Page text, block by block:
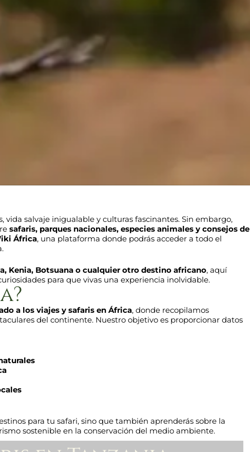
salvaje inigualable y culturas fascinantes. Sin embargo,
safaris, parques nacionales, especies animales y consejos de
África, una plataforma donde podrás acceder a todo el
Kenia, Botsuana o cualquier otro destino africano, aquí
para que vivas una experiencia inolvidable.
a los viajes y safaris en África, donde recopilamos
del continente. Nuestro objetivo es proporcionar datos
para tu safari, sino que también aprenderás sobre la
sostenible en la conservación del medio ambiente.